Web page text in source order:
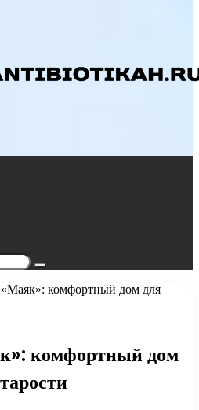
Поиск...
комфортный дом для
комфортный дом